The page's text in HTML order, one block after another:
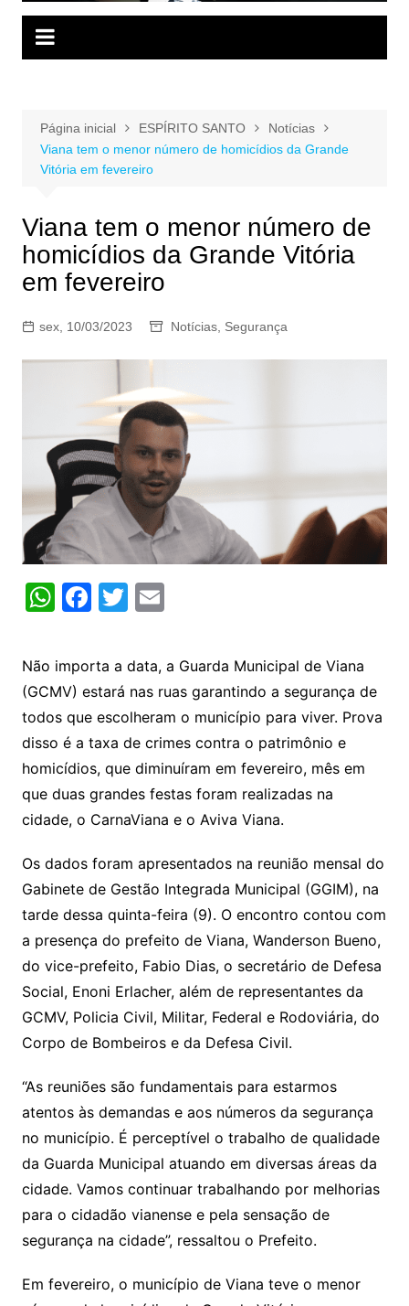
Página inicial ESPÍRITO SANTO
Notícias
Viana tem o menor número de homicídios da Grande
Vitória em fevereiro
Viana tem o menor número de
homicídios da Grande Vitória
em fevereiro
sex, 10/03/2023 Notícias, Segurança
W
at
s
A
p
p
F
c
e
b
o
o
k
T
itt
er
E
ai
l
Não importa a data, a Guarda Municipal de Viana
(GCMV) estará nas ruas garantindo a segurança de
todos que escolheram o município para viver. Prova
disso é a taxa de crimes contra o patrimônio e
homicídios, que diminuíram em fevereiro, mês em
que duas grandes festas foram realizadas na
cidade, o CarnaViana e o Aviva Viana.
Os dados foram apresentados na reunião mensal do
Gabinete de Gestão Integrada Municipal (GGIM), na
tarde dessa quinta-feira (9). O encontro contou com
a presença do prefeito de Viana, Wanderson Bueno,
do vice-prefeito, Fabio Dias, o secretário de Defesa
Social, Enoni Erlacher, além de representantes da
GCMV, Policia Civil, Militar, Federal e Rodoviária, do
Corpo de Bombeiros e da Defesa Civil.
“As reuniões são fundamentais para estarmos
atentos às demandas e aos números da segurança
no município. É perceptível o trabalho de qualidade
da Guarda Municipal atuando em diversas áreas da
cidade. Vamos continuar trabalhando por melhorias
para o cidadão vianense e pela sensação de
segurança na cidade”, ressaltou o Prefeito.
Em fevereiro, o município de Viana teve o menor